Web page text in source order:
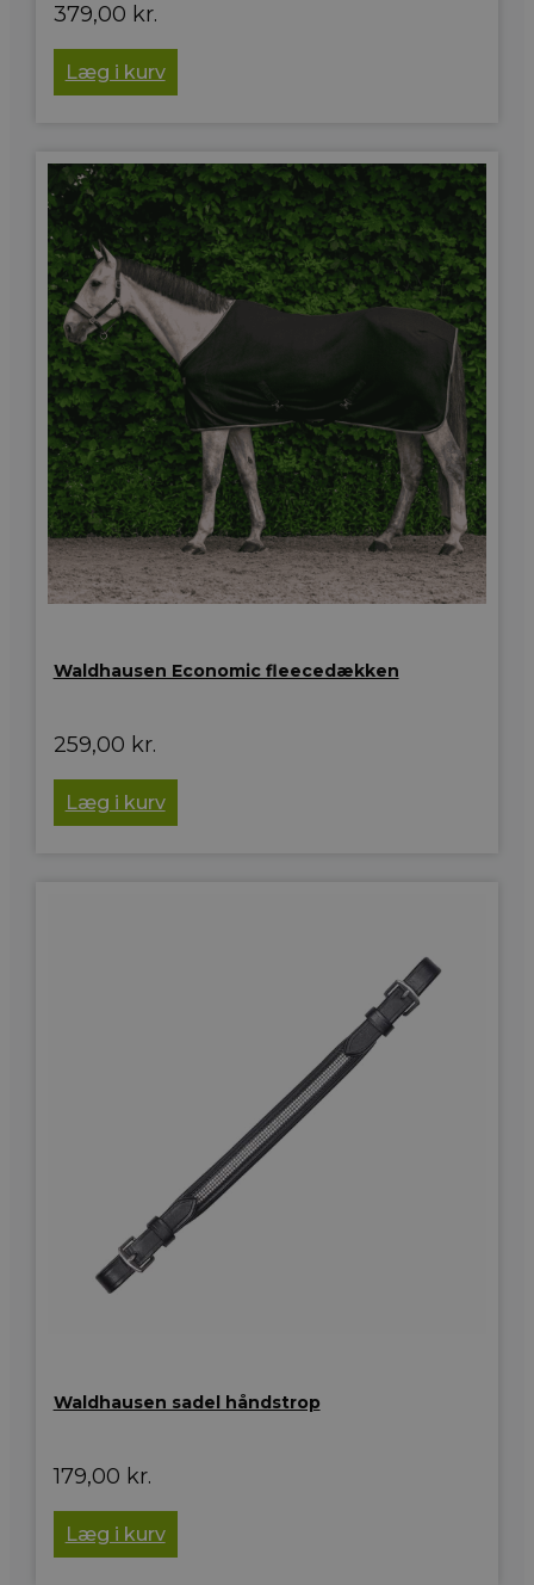
379,00 kr.
Læg i kurv
Waldhausen Economic fleecedækken
259,00 kr.
Læg i kurv
Waldhausen sadel håndstrop
179,00 kr.
Læg i kurv